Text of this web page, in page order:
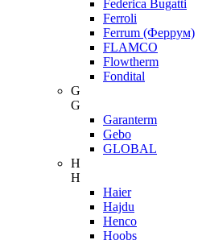
Federica Bugatti
Ferroli
Ferrum (Феррум)
FLAMCO
Flowtherm
Fondital
G
G
Garanterm
Gebo
GLOBAL
H
H
Haier
Hajdu
Henco
Hoobs